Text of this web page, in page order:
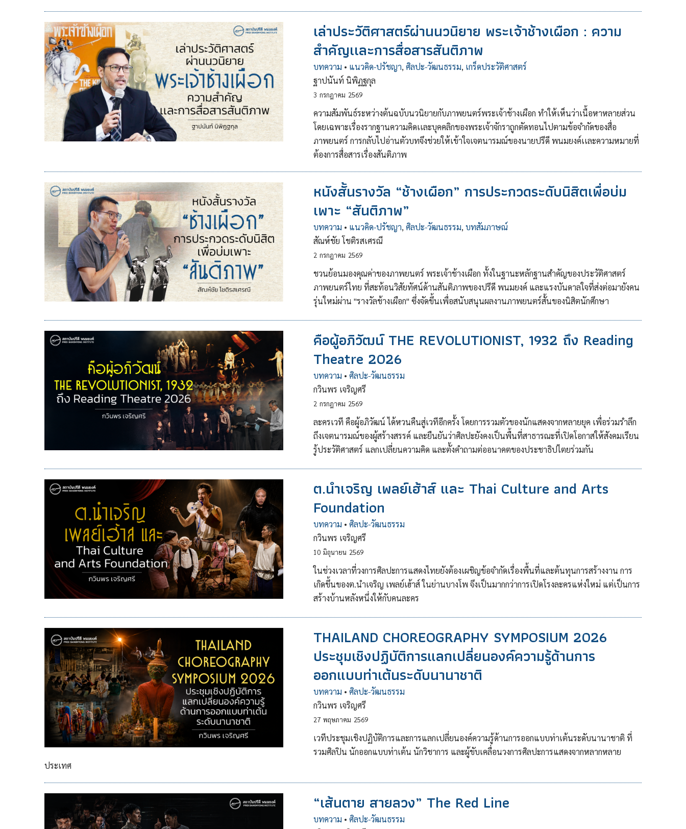
เล่าประวัติศาสตร์ผ่านนวนิยาย พระเจ้าช้างเผือก : ความ
สำคัญเเละการสื่อสารสันติภาพ
บทความ • แนวคิด-ปรัชญา, ศิลปะ-วัฒนธรรม, เกร็ดประวัติศาสตร์
ฐาปนันท์ นิพิฏฐกุล
3 กรกฎาคม 2569
ความสัมพันธ์ระหว่างต้นฉบับนวนิยายกับภาพยนตร์พระเจ้าช้างเผือก ทำให้เห็นว่าเนื้อหาหลายส่วน
โดยเฉพาะเรื่องรากฐานความคิดเเละบุคคลิกของพระเจ้าจักราถูกตัดทอนไปตามข้อจำกัดของสื่อ
ภาพยนตร์ การกลับไปอ่านตัวบทจึงช่วยให้เข้าใจเจตนารมณ์ของนายปรีดี พนมยงค์เเละความหมายที่
ต้องการสื่อสารเรื่องสันติภาพ
หนังสั้นรางวัล “ช้างเผือก” การประกวดระดับนิสิตเพื่อบ่ม
เพาะ “สันติภาพ”
บทความ • แนวคิด-ปรัชญา, ศิลปะ-วัฒนธรรม, บทสัมภาษณ์
สัณห์ชัย โชติรสเศรณี
2 กรกฎาคม 2569
ชวนย้อนมองคุณค่าของภาพยนตร์ พระเจ้าช้างเผือก ทั้งในฐานะหลักฐานสำคัญของประวัติศาสตร์
ภาพยนตร์ไทย ที่สะท้อนวิสัยทัศน์ด้านสันติภาพของปรีดี พนมยงค์ และแรงบันดาลใจที่ส่งต่อมายังคน
รุ่นใหม่ผ่าน "รางวัลช้างเผือก" ซึ่งจัดขึ้นเพื่อสนับสนุนผลงานภาพยนตร์สั้นของนิสิตนักศึกษา
คือผู้อภิวัฒน์ THE REVOLUTIONIST, 1932 ถึง Reading
Theatre 2026
บทความ • ศิลปะ-วัฒนธรรม
กวินพร เจริญศรี
2 กรกฎาคม 2569
ละครเวที คือผู้อภิวัฒน์ ได้หวนคืนสู่เวทีอีกครั้ง โดยการรวมตัวของนักแสดงจากหลายยุค เพื่อร่วมรำลึก
ถึงเจตนารมณ์ของผู้สร้างสรรค์ และยืนยันว่าศิลปะยังคงเป็นพื้นที่สาธารณะที่เปิดโอกาสให้สังคมเรียน
รู้ประวัติศาสตร์ แลกเปลี่ยนความคิด และตั้งคำถามต่ออนาคตของประชาธิปไตยร่วมกัน
ต.นำเจริญ เพลย์เฮ้าส์ และ Thai Culture and Arts
Foundation
บทความ • ศิลปะ-วัฒนธรรม
กวินพร เจริญศรี
10 มิถุนายน 2569
ในช่วงเวลาที่วงการศิลปะการแสดงไทยยังต้องเผชิญข้อจำกัดเรื่องพื้นที่และต้นทุนการสร้างงาน การ
เกิดขึ้นของต.นำเจริญ เพลย์เฮ้าส์ ในย่านบางโพ จึงเป็นมากกว่าการเปิดโรงละครแห่งใหม่ แต่เป็นการ
สร้างบ้านหลังหนึ่งให้กับคนละคร
THAILAND CHOREOGRAPHY SYMPOSIUM 2026
ประชุมเชิงปฏิบัติการแลกเปลี่ยนองค์ความรู้ด้านการ
ออกแบบท่าเต้นระดับนานาชาติ
บทความ • ศิลปะ-วัฒนธรรม
กวินพร เจริญศรี
27 พฤษภาคม 2569
เวทีประชุมเชิงปฏิบัติการและการแลกเปลี่ยนองค์ความรู้ด้านการออกแบบท่าเต้นระดับนานาชาติ ที่
รวมศิลปิน นักออกแบบท่าเต้น นักวิชาการ และผู้ขับเคลื่อนวงการศิลปะการแสดงจากหลากหลาย
ประเทศ
“เส้นตาย สายลวง” The Red Line
บทความ • ศิลปะ-วัฒนธรรม